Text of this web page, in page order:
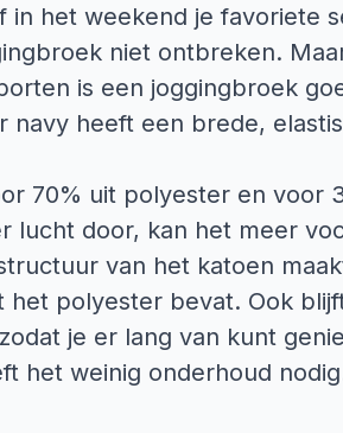
in het weekend je favoriete
niet ontbreken.
is een joggingbroek
navy heeft een brede,
70% uit polyester en voor
lucht door, kan het meer
van het katoen
het polyester bevat. Ook
je er lang van kunt
het weinig onderhoud